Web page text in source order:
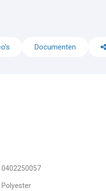
Documenten
0402250057
Polyester